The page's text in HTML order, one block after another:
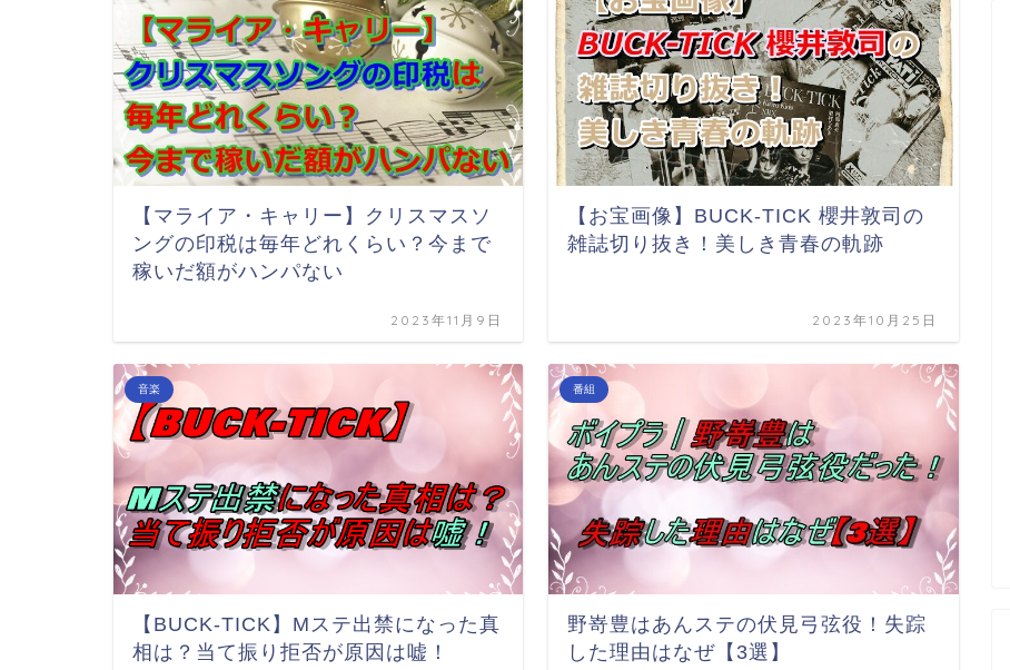
【マライア・キャリー】クリスマスソ
ングの印税は毎年どれくらい？今まで
稼いだ額がハンパない
2023年11月9日
【お宝画像】BUCK-TICK 櫻井敦司の
雑誌切り抜き！美しき青春の軌跡
2023年10月25日
音楽
【BUCK-TICK】Mステ出禁になった真
相は？当て振り拒否が原因は嘘！
番組
野嵜豊はあんステの伏見弓弦役！失踪
した理由はなぜ【3選】